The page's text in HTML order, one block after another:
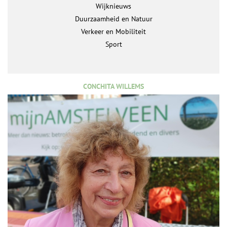
Wijknieuws
Duurzaamheid en Natuur
Verkeer en Mobiliteit
Sport
CONCHITA WILLEMS